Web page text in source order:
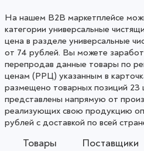
На нашем B2B маркетплейсе
категории универсальные
цена в разделе универсальные
от 74 рублей. Вы можете
перепродав данные товары по
ценам (РРЦ) указанным в
размещено товарных позиций 23
представлены напрямую от
реализующих свою продукцию
рублей с доставкой по всей
Товары Поставщики